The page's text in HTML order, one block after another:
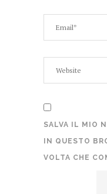
SALVA IL MIO
IN QUESTO
VOLTA CHE